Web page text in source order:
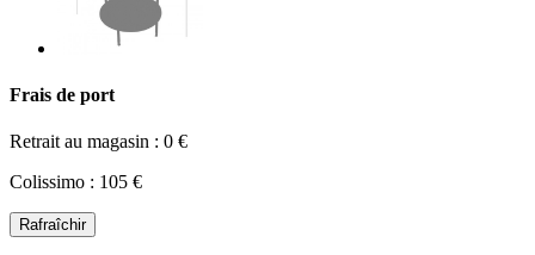
Frais de port
Retrait au magasin : 0 €
Colissimo : 105 €